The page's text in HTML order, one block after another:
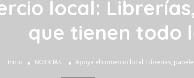
local:
que tienen todo
Inicio NOTICIAS Apoya el comercio local: Librerías,